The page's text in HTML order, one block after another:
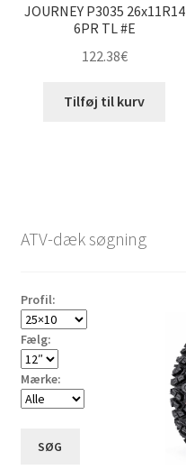
JOURNEY P3035 26x11R14
6PR TL #E
122.38€
Tilføj til kurv
ATV-dæk søgning
Profil:
Fælg:
Mærke:
SØG